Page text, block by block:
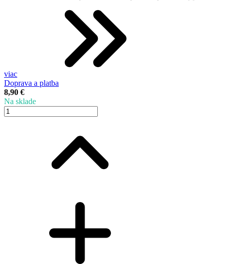
viac
Doprava a platba
8,90 €
Na sklade